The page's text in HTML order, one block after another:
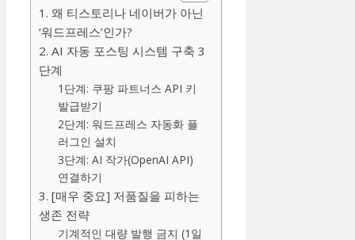
1. 왜 티스토리나 네이버가 아닌
‘워드프레스’인가?
2. AI 자동 포스팅 시스템 구축 3
단계
1단계: 쿠팡 파트너스 API 키
발급받기
2단계: 워드프레스 자동화 플
러그인 설치
3단계: AI 작가(OpenAI API)
연결하기
3. [매우 중요] 저품질을 피하는
생존 전략
기계적인 대량 발행 금지 (1일